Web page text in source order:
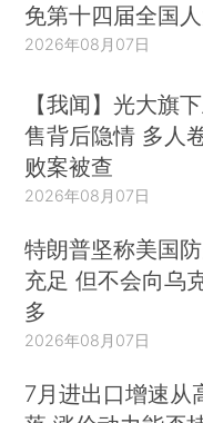
免第十四届全国
2026年08月07日
【我闻】光大旗
售背后隐情 多人
败案被查
2026年08月07日
特朗普坚称美国
充足 但不会向乌
多
2026年08月07日
7月进出口增速从